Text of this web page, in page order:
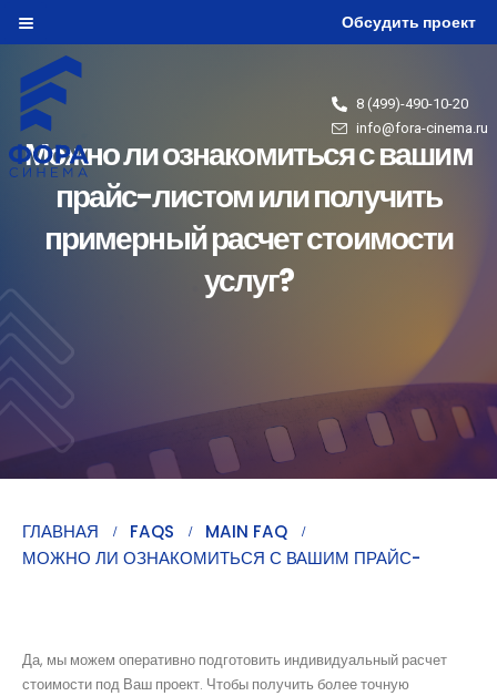
Обсудить проект
8 (499)-490-10-20
info@fora-cinema.ru
Можно ли ознакомиться с вашим
прайс-листом или получить
примерный расчет стоимости
услуг?
ГЛАВНАЯ FAQS
MAIN FAQ
МОЖНО ЛИ ОЗНАКОМИТЬСЯ С ВАШИМ ПРАЙС-
Да, мы можем оперативно подготовить индивидуальный расчет
стоимости под Ваш проект. Чтобы получить более точную